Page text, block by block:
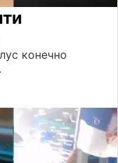
конечно